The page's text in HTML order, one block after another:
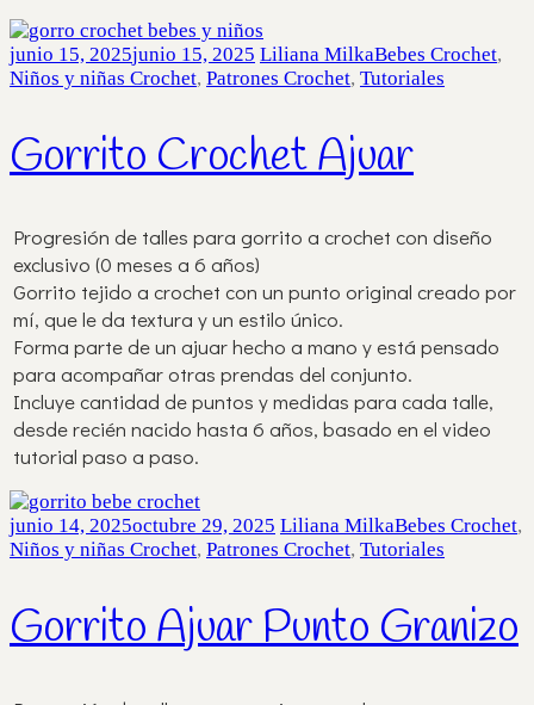
junio 15, 2025junio 15, 2025 Liliana MilkaBebes Crochet,
Niños y niñas Crochet, Patrones Crochet, Tutoriales
Gorrito Crochet Ajuar
Progresión de talles para gorrito a crochet con diseño
exclusivo (0 meses a 6 años)
Gorrito tejido a crochet con un punto original creado por
mí, que le da textura y un estilo único.
Forma parte de un ajuar hecho a mano y está pensado
para acompañar otras prendas del conjunto.
Incluye cantidad de puntos y medidas para cada talle,
desde recién nacido hasta 6 años, basado en el video
tutorial paso a paso.
junio 14, 2025octubre 29, 2025 Liliana MilkaBebes Crochet,
Niños y niñas Crochet, Patrones Crochet, Tutoriales
Gorrito Ajuar Punto Granizo